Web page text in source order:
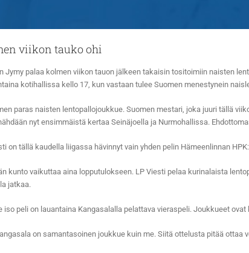
viikon tauko ohi
Jymy palaa kolmen viikon tauon jälkeen takaisin tositoimiin naisten
kotihallissa kello 17, kun vastaan tulee Suomen menestynein
paras naisten lentopallojoukkue. Suomen mestari, joka juuri tällä
nyt ensimmäistä kertaa Seinäjoella ja Nurmohallissa.
on tällä kaudella liigassa hävinnyt vain yhden pelin Hämeenlinnan
kunto vaikuttaa aina lopputulokseen. LP Viesti pelaa kurinalaista
jatkaa.
iso peli on lauantaina Kangasalalla pelattava vieraspeli. Joukkueet
on samantasoinen joukkue kuin me. Siitä ottelusta pitää